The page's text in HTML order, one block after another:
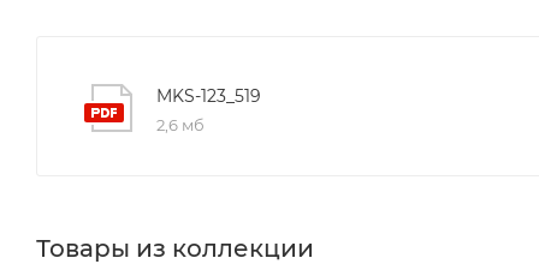
MKS-123_519
2,6 мб
Товары из коллекции